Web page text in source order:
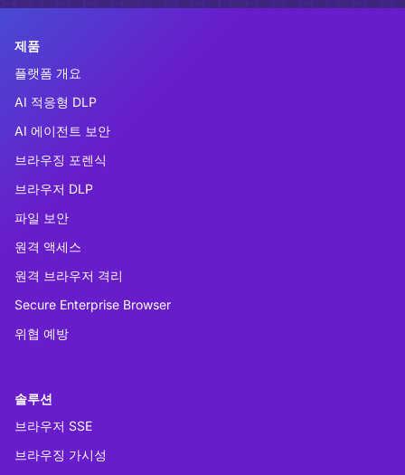
제품
플랫폼 개요
AI 적응형 DLP
AI 에이전트 보안
브라우징 포렌식
브라우저 DLP
파일 보안
원격 액세스
원격 브라우저 격리
Secure Enterprise Browser
위협 예방
솔루션
브라우저 SSE
브라우징 가시성